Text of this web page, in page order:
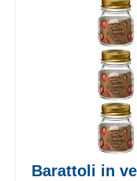
Barattoli in